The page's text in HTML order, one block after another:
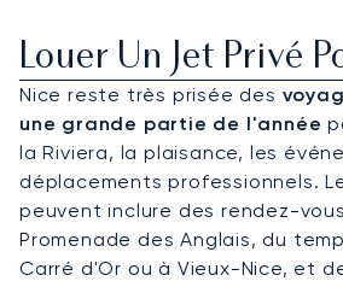
Louer Un Jet Privé
Nice reste très prisée des
une grande partie de l'année
la Riviera, la plaisance, les
déplacements professionnels.
peuvent inclure des rendez-
Promenade des Anglais, du
Carré d'Or ou à Vieux-Nice, et